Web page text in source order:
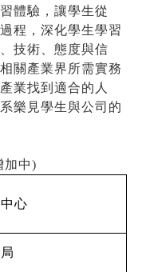
體驗，讓學生從
程，深化學生學習
技術、態度與信
關產業界所需實務
業找到適合的人
樂見學生與公司的
加中)
心